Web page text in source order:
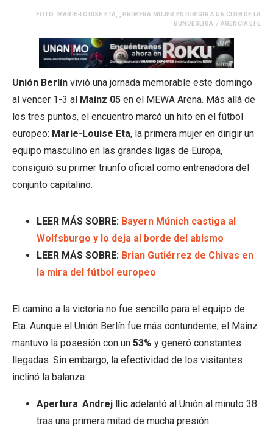
FOTO: MARIE-LOUISE ETA, , PRIMERA MUJER EN DIRIGIR A UN CLUB DE LA
BUNDESLIGA. / AGENCIA EFE
Unión Berlín vivió una jornada memorable este domingo
al vencer 1-3 al Mainz 05 en el MEWA Arena. Más allá de
los tres puntos, el encuentro marcó un hito en el fútbol
europeo: Marie-Louise Eta, la primera mujer en dirigir un
equipo masculino en las grandes ligas de Europa,
consiguió su primer triunfo oficial como entrenadora del
conjunto capitalino.
LEER MÁS SOBRE: Bayern Múnich castiga al
Wolfsburgo y lo deja al borde del abismo
LEER MÁS SOBRE: Brian Gutiérrez de Chivas en
la mira del fútbol europeo
El camino a la victoria no fue sencillo para el equipo de
Eta. Aunque el Unión Berlín fue más contundente, el Mainz
mantuvo la posesión con un 53% y generó constantes
llegadas. Sin embargo, la efectividad de los visitantes
inclinó la balanza:
Apertura: Andrej Ilic adelantó al Unión al minuto 38
tras una primera mitad de mucha presión.